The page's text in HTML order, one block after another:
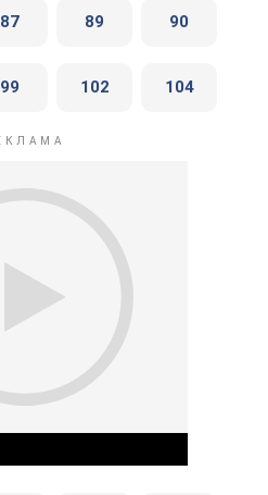
87 89 90
99 102 104